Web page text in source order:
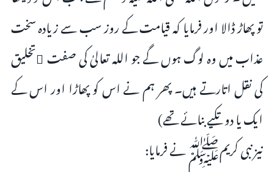
تو پھاڑ ڈالا اور فرمایا کہ قیامت کے روز سب سے زیادہ سخت
عذاب میں وہ لوگ ہوں گے جو اللہ تعالیٰ کی صفت ِتخلیق
کی نقل اتارتے ہیں۔ پھر ہم نے اس کو پھاڑا اور اس کے
ایک یا دو تکیے بنائے تھے)
نیز نبی کریمﷺ نے فرمایا: